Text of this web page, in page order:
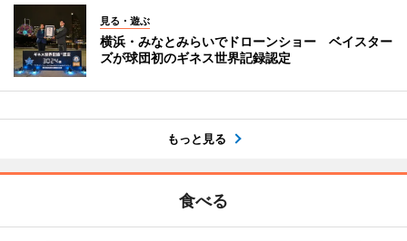
見る・遊ぶ
横浜・みなとみらいでドローンショー ベイスター
ズが球団初のギネス世界記録認定
もっと見る
食べる